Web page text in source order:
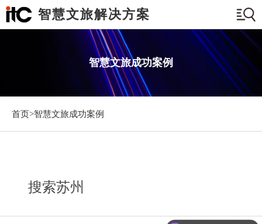
智慧文旅解决方案
智慧文旅成功案例
首页>智慧文旅成功案例
搜索苏州